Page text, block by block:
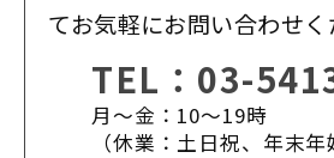
てお気軽にお問い合わせく
TEL： 03-
月〜金：10〜19時
（休業：土日祝、年末年